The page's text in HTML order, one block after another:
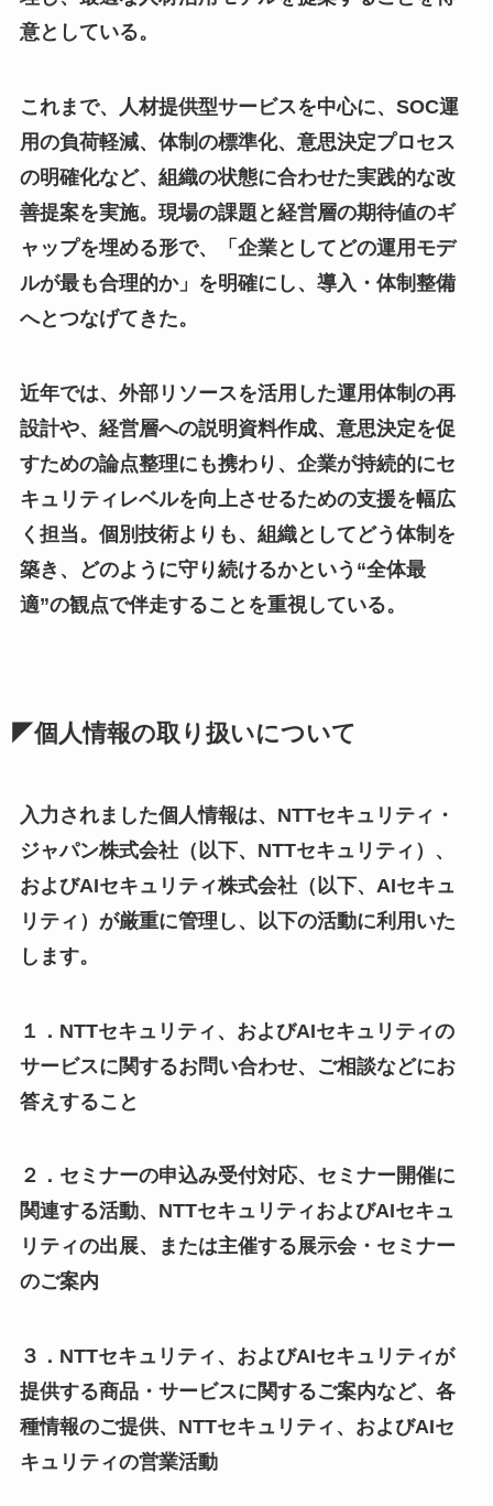
意としている。
これまで、人材提供型サービスを中心に、SOC運
用の負荷軽減、体制の標準化、意思決定プロセス
の明確化など、組織の状態に合わせた実践的な改
善提案を実施。現場の課題と経営層の期待値のギ
ャップを埋める形で、「企業としてどの運用モデ
ルが最も合理的か」を明確にし、導入・体制整備
へとつなげてきた。
近年では、外部リソースを活用した運用体制の再
設計や、経営層への説明資料作成、意思決定を促
すための論点整理にも携わり、企業が持続的にセ
キュリティレベルを向上させるための支援を幅広
く担当。個別技術よりも、組織としてどう体制を
築き、どのように守り続けるかという“全体最
適”の観点で伴走することを重視している。
◤個人情報の取り扱いについて
入力されました個人情報は、NTTセキュリティ・
ジャパン株式会社（以下、NTTセキュリティ）、
およびAIセキュリティ株式会社（以下、AIセキュ
リティ）が厳重に管理し、以下の活動に利用いた
します。
１．NTTセキュリティ、およびAIセキュリティの
サービスに関するお問い合わせ、ご相談などにお
答えすること
２．セミナーの申込み受付対応、セミナー開催に
関連する活動、NTTセキュリティおよびAIセキュ
リティの出展、または主催する展示会・セミナー
のご案内
３．NTTセキュリティ、およびAIセキュリティが
提供する商品・サービスに関するご案内など、各
種情報のご提供、NTTセキュリティ、およびAIセ
キュリティの営業活動